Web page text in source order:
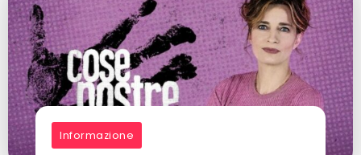
Informazione